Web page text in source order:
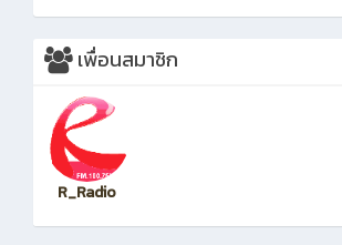
เพื่อนสมาชิก
R_Radio